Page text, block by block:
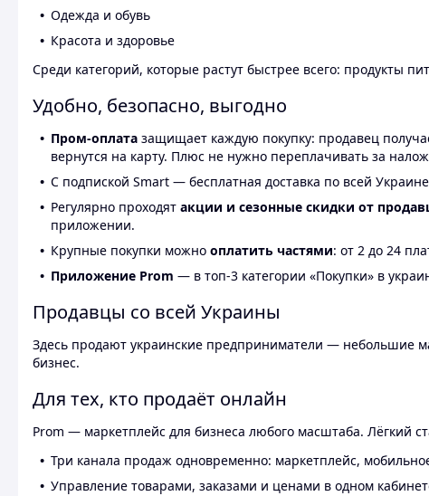
Одежда и обувь
Красота и здоровье
Среди категорий, которые растут быстрее всего: продукты
Удобно, безопасно, выгодно
Пром-оплата защищает каждую покупку: продавец
вернутся на карту. Плюс не нужно переплачивать за
С подпиской Smart — бесплатная доставка по всей
Регулярно проходят акции и сезонные скидки от
приложении.
Крупные покупки можно оплатить частями: от 2 до 24
Приложение Prom — в топ-3 категории «Покупки» в
Продавцы со всей Украины
Здесь продают украинские предприниматели — небольшие
бизнес.
Для тех, кто продаёт онлайн
Prom — маркетплейс для бизнеса любого масштаба. Лёгкий
Три канала продаж одновременно: маркетплейс,
Управление товарами, заказами и ценами в одном